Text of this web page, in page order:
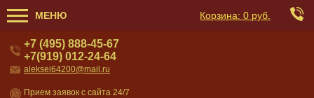
МЕНЮ Корзина: 0 руб.
+7 (495) 888-45-67
+7(919) 012-24-64
aleksei64200@mail.ru
Прием заявок с сайта 24/7